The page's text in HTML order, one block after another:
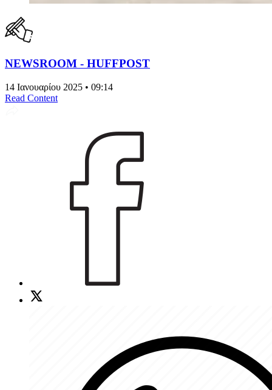
NEWSROOM - HUFFPOST
14 Ιανουαρίου 2025 • 09:14
Read Content